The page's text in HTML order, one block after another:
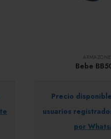
Bebe
Precio
usuarios
por